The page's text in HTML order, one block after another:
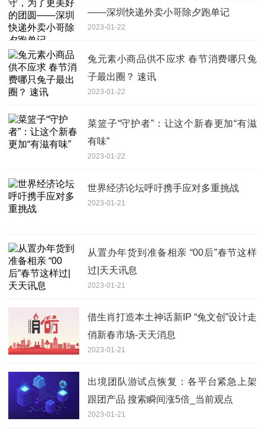
——深圳快递外卖小哥除夕跑单记
2023-01-22
兔元素小商品供不应求 春节消费哪只兔
子最出圈？ 速讯
2023-01-22
菜篮子“守护者”：让这个新春更加“有滋
有味”
2023-01-22
世界经济论坛呼吁携手应对多重挑战
2023-01-21
从置办年货到准备相亲 “00后”春节这样
过|天天讯息
2023-01-21
借生肖打造本土神话新IP “兔文创”设计走
俏新春市场-天天消息
2023-01-21
出境团队游试点恢复：各平台紧急上架
跟团产品 搜索瞬间涨5倍_当前观点
2023-01-21